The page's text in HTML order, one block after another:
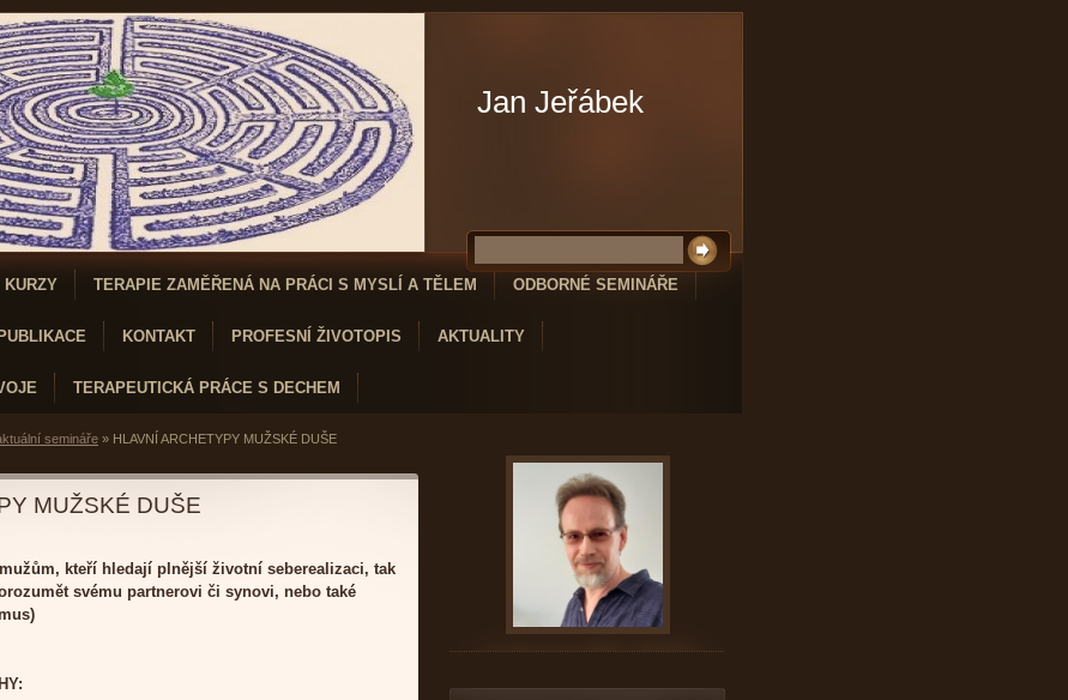
Jan Jeřábek
KURZY TERAPIE ZAMĚŘENÁ NA PRÁCI S MYSLÍ A TĚLEM ODBORNÉ SEMINÁŘE
PUBLIKACE KONTAKT PROFESNÍ ŽIVOTOPIS AKTUALITY
TERAPEUTICKÁ PRÁCE S DECHEM
semináře » HLAVNÍ ARCHETYPY MUŽSKÉ DUŠE
MUŽSKÉ DUŠE
kteří hledají plnější životní seberealizaci, tak
svému partnerovi či synovi, nebo také